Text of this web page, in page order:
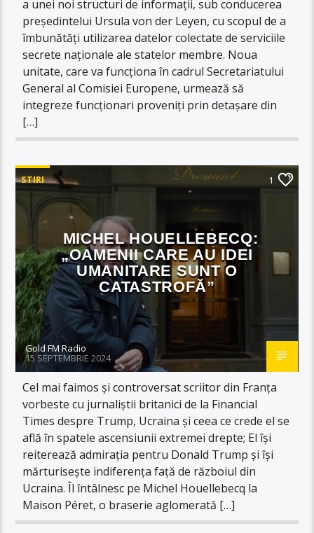
a unei noi structuri de informații, sub conducerea
președintelui Ursula von der Leyen, cu scopul de a
îmbunătăți utilizarea datelor colectate de serviciile
secrete naționale ale statelor membre. Noua
unitate, care va funcționa în cadrul Secretariatului
General al Comisiei Europene, urmează să
integreze funcționari proveniți prin detașare din
[…]
STIRI 1
MICHEL HOUELLEBECQ:
„OAMENII CARE AU IDEI
UMANITARE SUNT O
CATASTROFĂ”
Gold FM Radio
15 SEPTEMBRIE 2024
Cel mai faimos și controversat scriitor din Franța
vorbeste cu jurnaliștii britanici de la Financial
Times despre Trump, Ucraina și ceea ce crede el se
află în spatele ascensiunii extremei drepte; El își
reiterează admirația pentru Donald Trump și își
mărturisește indiferența față de războiul din
Ucraina. Îl întâlnesc pe Michel Houellebecq la
Maison Péret, o braserie aglomerată […]